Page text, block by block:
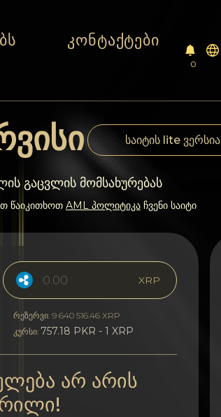
კონტაქტები
0
საიტის lite ვერსია
გაცვლის მომსახურებას
წაიკითხოთ AML პოლიტიკა ჩვენი საიტი
XRP
რეზერვი: 9 640 516.46 XRP
კურსი: 757.18 PKR - 1 XRP
არ არის